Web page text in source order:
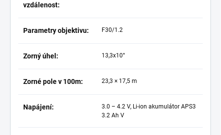
vzdálenost:
Parametry objektivu: F30/1.2
Zorný úhel: 13,3x10°
Zorné pole v 100m: 23,3 × 17,5 m
Napájení:
3.0 – 4.2 V, Li-ion akumulátor APS3
3.2 Ah V